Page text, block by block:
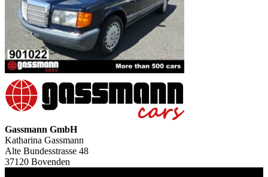
Gassmann GmbH
Katharina Gassmann
Alte Bundesstrasse 48
37120 Bovenden